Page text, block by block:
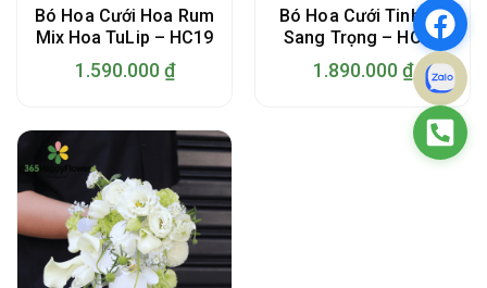
Bó Hoa Cưới Hoa Rum
Mix Hoa TuLip – HC19
1.590.000 ₫
Bó Hoa Cưới Tinh Tế
Sang Trọng – HC20
1.890.000 ₫